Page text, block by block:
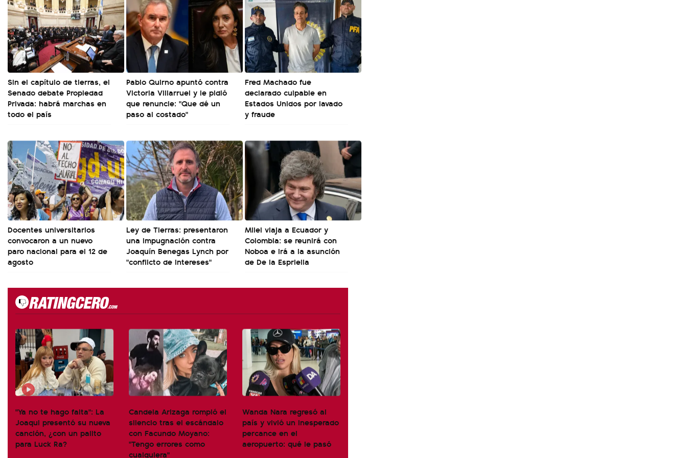
Sin el capítulo de tierras, el
Senado debate Propiedad
Privada: habrá marchas en
todo el país
Pablo Quirno apuntó contra
Victoria Villarruel y le pidió
que renuncie: "Que dé un
paso al costado"
Fred Machado fue
declarado culpable en
Estados Unidos por lavado
y fraude
Docentes universitarios
convocaron a un nuevo
paro nacional para el 12 de
agosto
Ley de Tierras: presentaron
una impugnación contra
Joaquín Benegas Lynch por
"conflicto de intereses"
Milei viaja a Ecuador y
Colombia: se reunirá con
Noboa e irá a la asunción
de De la Espriella
"Ya no te hago falta": La
Joaqui presentó su nueva
canción, ¿con un palito
para Luck Ra?
Candela Arizaga rompió el
silencio tras el escándalo
con Facundo Moyano:
"Tengo errores como
cualquiera"
Wanda Nara regresó al
país y vivió un inesperado
percance en el
aeropuerto: qué le pasó